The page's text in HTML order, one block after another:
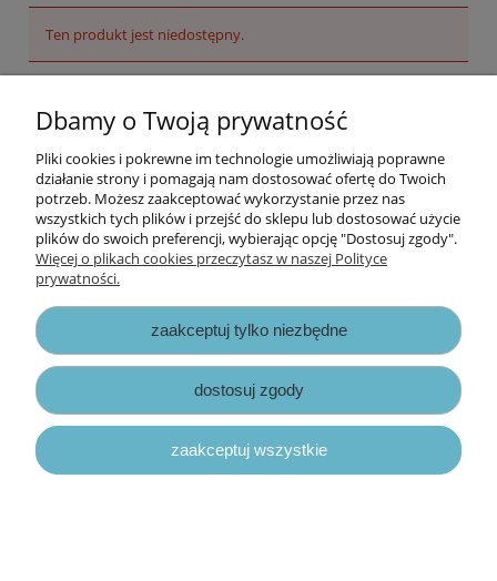
Ten produkt jest niedostępny.
Zniżki
Zapisy prawne
pokaż pełną wersję strony
Sklep internetowy Shoper.pl
Dbamy o Twoją prywatność
Pliki cookies i pokrewne im technologie umożliwiają poprawne
działanie strony i pomagają nam dostosować ofertę do Twoich
potrzeb. Możesz zaakceptować wykorzystanie przez nas
wszystkich tych plików i przejść do sklepu lub dostosować użycie
plików do swoich preferencji, wybierając opcję "Dostosuj zgody".
Więcej o plikach cookies przeczytasz w naszej Polityce
prywatności.
zaakceptuj tylko niezbędne
dostosuj zgody
zaakceptuj wszystkie